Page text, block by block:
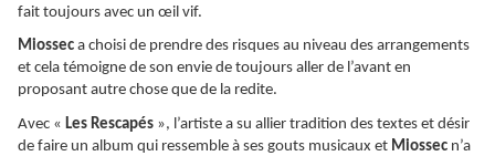
fait toujours avec un œil vif.
Miossec a choisi de prendre des risques au niveau des arrangements
et cela témoigne de son envie de toujours aller de l’avant en
proposant autre chose que de la redite.
Avec « Les Rescapés », l’artiste a su allier tradition des textes et désir
de faire un album qui ressemble à ses gouts musicaux et Miossec n’a